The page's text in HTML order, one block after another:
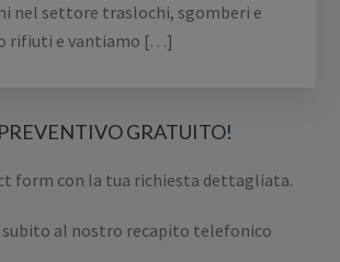
nel settore traslochi, sgomberi e
rifiuti e vantiamo […]
GRATUITO!
form con la tua richiesta dettagliata.
subito al nostro recapito telefonico